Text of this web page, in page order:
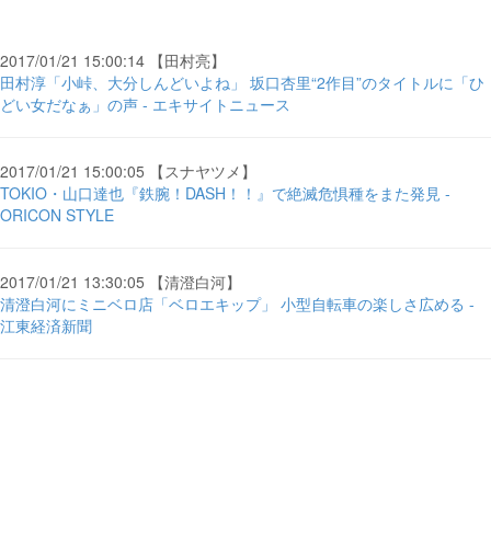
2017/01/21 15:00:14 【田村亮】
田村淳「小峠、大分しんどいよね」 坂口杏里“2作目”のタイトルに「ひ
どい女だなぁ」の声 - エキサイトニュース
2017/01/21 15:00:05 【スナヤツメ】
TOKIO・山口達也『鉄腕！DASH！！』で絶滅危惧種をまた発見 -
ORICON STYLE
2017/01/21 13:30:05 【清澄白河】
清澄白河にミニベロ店「ベロエキップ」 小型自転車の楽しさ広める -
江東経済新聞